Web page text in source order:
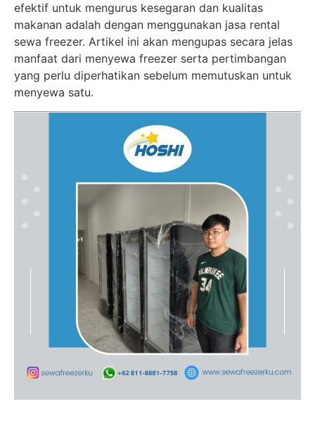
efektif untuk mengurus kesegaran dan kualitas
makanan adalah dengan menggunakan jasa rental
sewa freezer. Artikel ini akan mengupas secara jelas
manfaat dari menyewa freezer serta pertimbangan
yang perlu diperhatikan sebelum memutuskan untuk
menyewa satu.